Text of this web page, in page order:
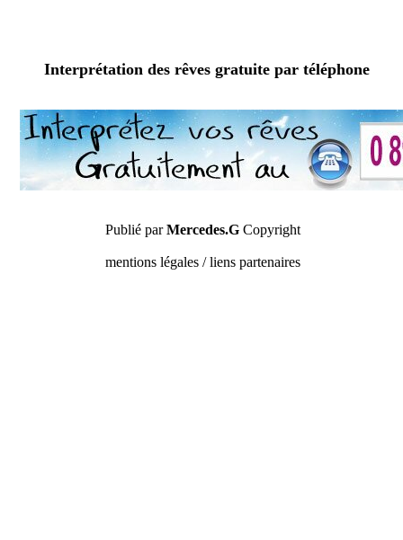
Interprétation des rêves gratuite par téléphone
Publié parMercedes.GCopyright
mentions légales / liens partenaires